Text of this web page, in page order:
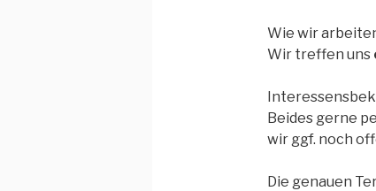
Wie wir
Wir treffen uns
Beides gerne
wir ggf. noch
Die genauen